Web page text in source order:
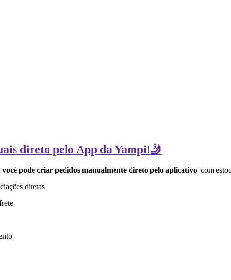
direto pelo App da Yampi!🤳
você pode criar pedidos manualmente direto pelo aplicativo, com
diretas